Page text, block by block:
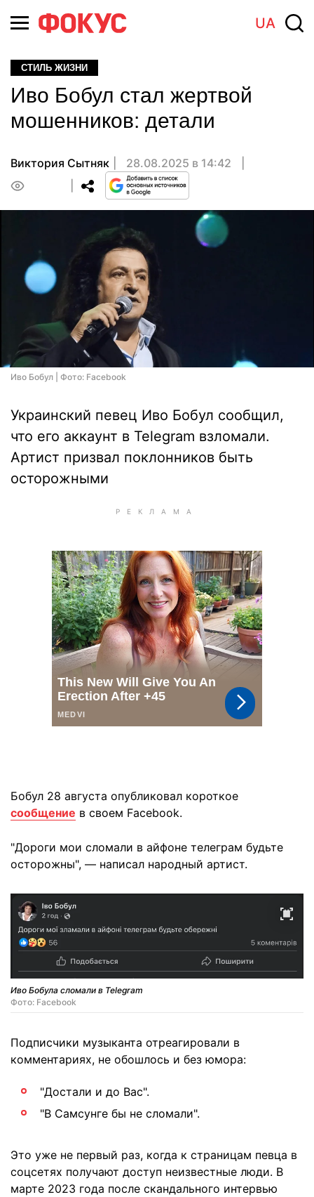
UA
СТИЛЬ ЖИЗНИ
Иво Бобул стал жертвой
мошенников: детали
Виктория Сытняк
28.08.2025 в 14:42
Иво Бобул | Фото: Facebook
Украинский певец Иво Бобул сообщил,
что его аккаунт в Telegram взломали.
Артист призвал поклонников быть
осторожными
Бобул 28 августа опубликовал короткое
сообщение в своем Facebook.
"Дороги мои сломали в айфоне телеграм будьте
осторожны", — написал народный артист.
Иво Бобула сломали в Telegram
Фото: Facebook
Подписчики музыканта отреагировали в
комментариях, не обошлось и без юмора:
"Достали и до Вас".
"В Самсунге бы не сломали".
Это уже не первый раз, когда к страницам певца в
соцсетях получают доступ неизвестные люди. В
марте 2023 года после скандального интервью